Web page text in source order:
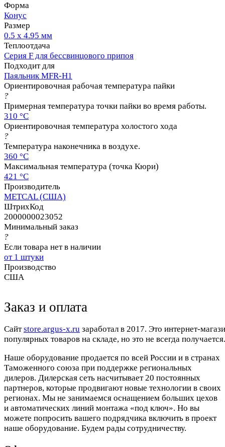
Форма
Конус
Размер
0.5 х 4.95 мм
Теплоотдача
Серия F для бессвинцового припоя
Подходит для
Паяльник MFR-H1
Ориентировочная рабочая температура пайки
?
Примерная температура точки пайки во время работы.
310 °C
Ориентировочная температура холостого хода
?
Температура наконечника в воздухе.
360 °C
Максимальная температура (точка Кюри)
421 °C
Производитель
METCAL (США)
ШтрихКод
2000000023052
Минимальный заказ
?
Если товара нет в наличии
от 1 штуки
Производство
США
Заказ и оплата
Cайтstore.argus-x.ru заработал в 2017. Это интернет-
популярных товаров на складе, но это не всегда
Наше оборудование продается по всей России и в странах
Таможенного союза при поддержке региональных
дилеров. Дилерская сеть насчитывает 20 постоянных
партнеров, которые продвигают новые технологии в своих
регионах. Мы не занимаемся оснащением больших цехов
и автоматических линий монтажа «под ключ». Но вы
можете попросить вашего подрядчика включить в проект
наше оборудование. Будем рады сотрудничеству.